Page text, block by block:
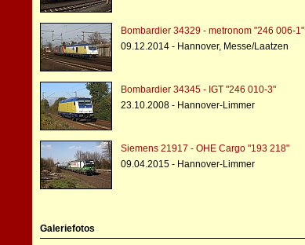
Bombardier 34329 - metronom "246 006-1"
09.12.2014 - Hannover, Messe/Laatzen
Bombardier 34345 - IGT "246 010-3"
23.10.2008 - Hannover-Limmer
Siemens 21917 - OHE Cargo "193 218"
09.04.2015 - Hannover-Limmer
Galeriefotos